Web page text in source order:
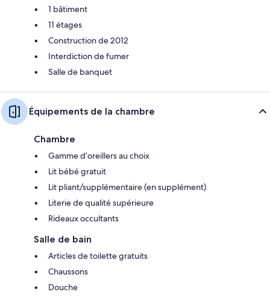
1 bâtiment
11 étages
Construction de 2012
Interdiction de fumer
Salle de banquet
Équipements de la chambre
Chambre
Gamme d’oreillers au choix
Lit bébé gratuit
Lit pliant/supplémentaire (en supplément)
Literie de qualité supérieure
Rideaux occultants
Salle de bain
Articles de toilette gratuits
Chaussons
Douche